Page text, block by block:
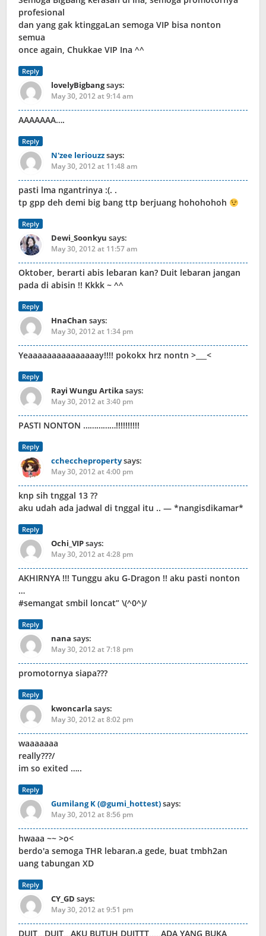
profesional
dan yang gak ktinggaLan semoga VIP bisa nonton
semua
once again, Chukkae VIP Ina ^^
Reply
lovelyBigbangsays:
May 30, 2012 at 9:14 am
AAAAAAA….
Reply
N'zee leriouzzsays:
May 30, 2012 at 11:48 am
pasti lma ngantrinya :(. .
tp gpp deh demi big bang ttp berjuang hohohohoh
Reply
Dewi_Soonkyu says:
May 30, 2012 at 11:57 am
Oktober, berarti abis lebaran kan? Duit lebaran jangan
pada di abisin !! Kkkk ~ ^^
Reply
HnaChan says:
May 30, 2012 at 1:34 pm
Yeaaaaaaaaaaaaaaay!!!! pokokx hrz nontn >___<
Reply
Rayi Wungu Artika says:
May 30, 2012 at 3:40 pm
PASTI NONTON ……………!!!!!!!!!!
Reply
cchecchepropertysays:
May 30, 2012 at 4:00 pm
knp sih tnggal 13 ??
aku udah ada jadwal di tnggal itu .. — *nangisdikamar*
Reply
Ochi_VIPsays:
May 30, 2012 at 4:28 pm
AKHIRNYA !!! Tunggu aku G-Dragon !! aku pasti nonton
…
#semangat smbil loncat” \(^0^)/
Reply
nana says:
May 30, 2012 at 7:18 pm
promotornya siapa???
Reply
kwoncarla says:
May 30, 2012 at 8:02 pm
waaaaaaa
really???/
im so exited …..
Reply
Gumilang K (@gumi_hottest)says:
May 30, 2012 at 8:56 pm
hwaaa ~~ >o<
berdo'a semoga THR lebaran.a gede, buat tmbh2an
uang tabungan XD
Reply
CY_GD says:
May 30, 2012 at 9:51 pm
DUIT,,,DUIT,,,AKU BUTUH DUITTT,,,,,ADA YANG BUKA